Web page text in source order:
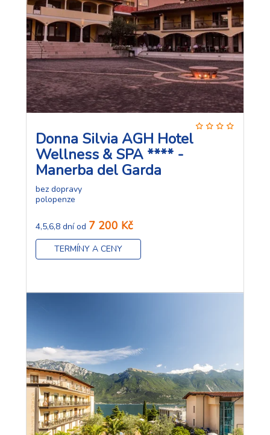
Donna Silvia AGH Hotel
Wellness & SPA **** -
Manerba del Garda
bez dopravy
polopenze
4,5,6,8 dní od 7 200 Kč
TERMÍNY A CENY